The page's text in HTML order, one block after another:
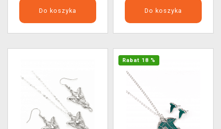
Do koszyka Do koszyka
Rabat 18 %